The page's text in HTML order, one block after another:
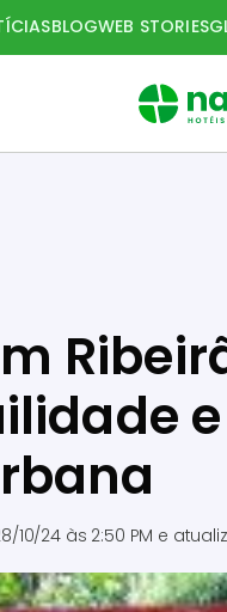
BLOGWEB STORIES
10/24 às 2:50 PM e